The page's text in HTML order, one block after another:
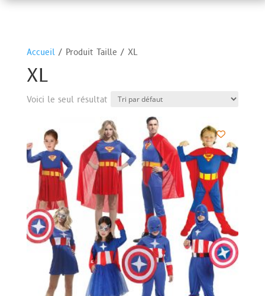
Accueil/ Produit Taille / XL
XL
Voici le seul résultat